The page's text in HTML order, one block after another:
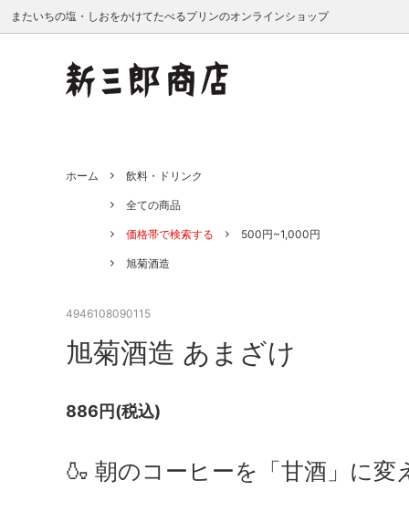
またいちの塩・しおをかけてたべるプリンのオンラインショップ
食品・調味料
あかね書房
結城大樹
ヤマチク
全ては誰かのために - またいちの塩
ホーム 飲料・ドリンク
全ての商品
価格帯で検索する 500円~1,000円
旭菊酒造
4946108090115
旭菊酒造 あまざけ
886円(税込)
🍶 朝のコーヒーを「甘酒」に変